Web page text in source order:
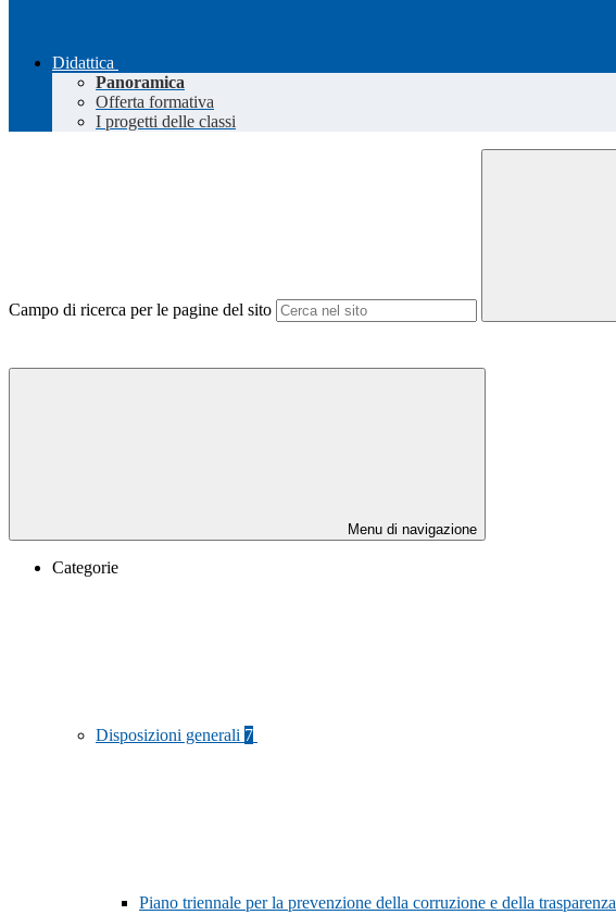
Didattica
Panoramica
Offerta formativa
I progetti delle classi
Campo di ricerca per le pagine del sito
Menu di navigazione
Categorie
Disposizioni generali 7
Piano triennale per la prevenzione della corruzione e della trasparenza